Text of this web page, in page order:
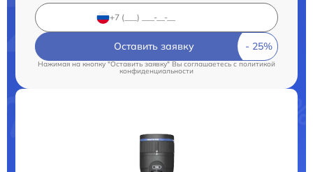
Оставить заявку
Нажимая на кнопку "Оставить заявку" Вы соглашаетесь cполитикой
конфиденциальности